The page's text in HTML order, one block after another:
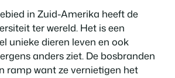
in Zuid-Amerika heeft de
ter wereld. Het is een
unieke dieren leven en ook
anders ziet. De bosbranden
ramp want ze vernietigen het